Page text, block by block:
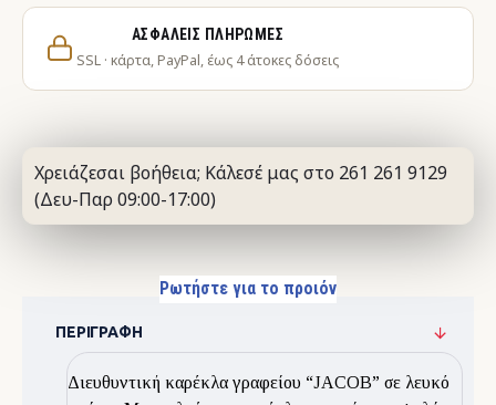
ΑΣΦΑΛΕΊΣ ΠΛΗΡΩΜΈΣ
SSL · κάρτα, PayPal, έως 4 άτοκες δόσεις
Χρειάζεσαι βοήθεια; Κάλεσέ μας στο 261 261 9129
(Δευ-Παρ 09:00-17:00)
Ρωτήστε για το προιόν
ΠΕΡΙΓΡΑΦΉ
Διευθυντική καρέκλα γραφείου “JACOB” σε λευκό